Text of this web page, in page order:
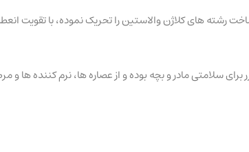
رشته های کلاژن والاستین را تحریک نموده، با
سلامتی مادر و بچه بوده و از عصاره ها، نرم کننده ها